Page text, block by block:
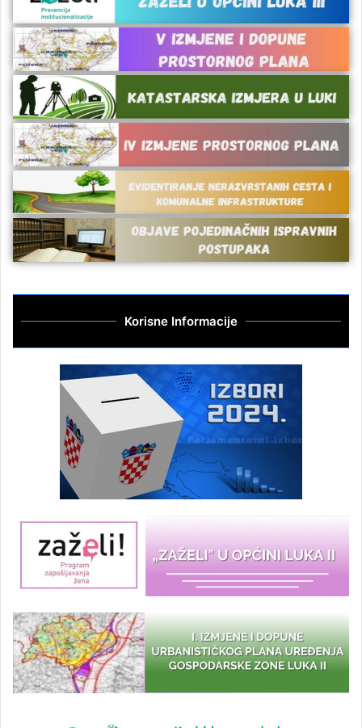
Korisne Informacije